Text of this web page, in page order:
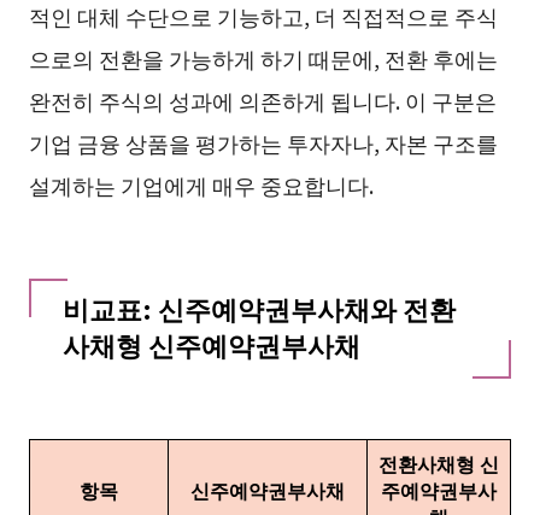
적인 대체 수단으로 기능하고, 더 직접적으로 주식
으로의 전환을 가능하게 하기 때문에, 전환 후에는
완전히 주식의 성과에 의존하게 됩니다. 이 구분은
기업 금융 상품을 평가하는 투자자나, 자본 구조를
설계하는 기업에게 매우 중요합니다.
비교표: 신주예약권부사채와 전환
사채형 신주예약권부사채
항목 신주예약권부사채
전환사채형 신
주예약권부사